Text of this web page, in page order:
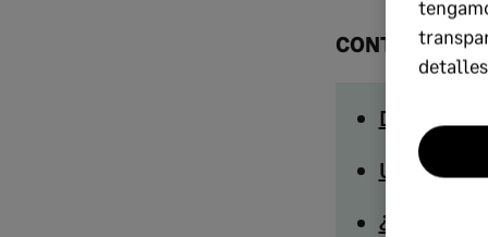
CONTENIDO
De la
Un
¿Cómo